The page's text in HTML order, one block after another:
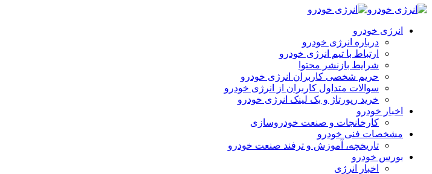
انرژی خودرو
درباره انرژی خودرو
ارتباط با تیم انرژی خودرو
شرایط بازنشر محتوا
حریم شخصی کاربران انرژی خودرو
سوالات متداول کاربران از انرژی خودرو
خرید رپورتاژ و بک لینک انرژی خودرو
اخبار خودرو
کارخانجات و صنعت خودروسازی
مشخصات فنی خودرو
تاریخچه، آموزش و ترفند صنعت خودرو
بورس خودرو
اخبار انرژی